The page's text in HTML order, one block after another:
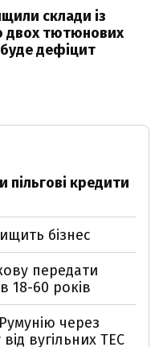
склади із
двох тютюнових
буде дефіцит
пільгові кредити
бізнес
передати
18-60 років
через
вугільних ТЕС